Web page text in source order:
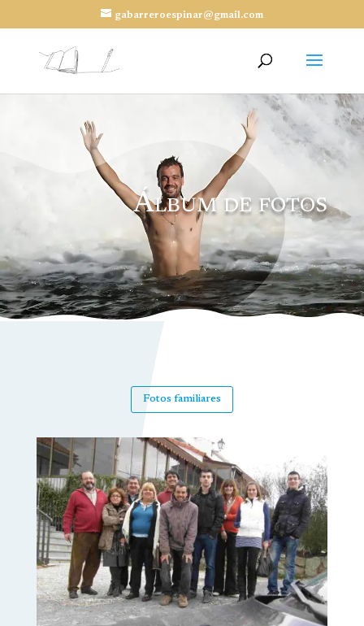
gabarreroespinar@gmail.com
Álbum de fotos
Fotos familiares